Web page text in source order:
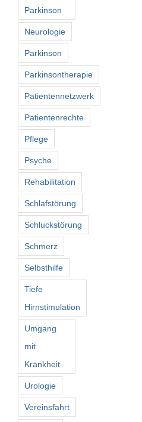
Parkinson
Neurologie
Parkinson
Parkinsontherapie
Patientennetzwerk
Patientenrechte
Pflege
Psyche
Rehabilitation
Schlafstörung
Schluckstörung
Schmerz
Selbsthilfe
Tiefe
Hirnstimulation
Umgang
mit
Krankheit
Urologie
Vereinsfahrt